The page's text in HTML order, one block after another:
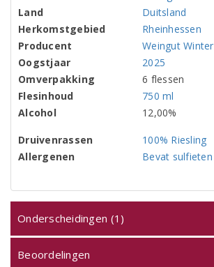
Land
Duitsland
Herkomstgebied
Rheinhessen
Producent
Weingut Winter
Oogstjaar
2025
Omverpakking
6 flessen
Flesinhoud
750 ml
Alcohol
12,00%
Druivenrassen
100% Riesling
Allergenen
Bevat sulfieten
Onderscheidingen (1)
Beoordelingen